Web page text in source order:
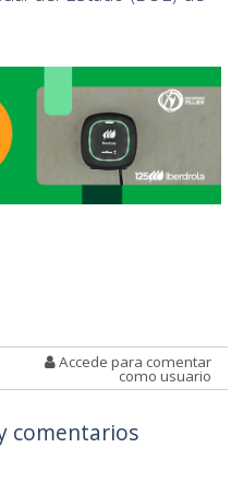
Accede para comentar
como usuario
comentarios